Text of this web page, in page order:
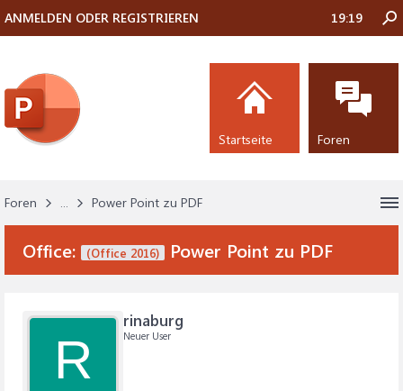
Foren ... Power Point zu PDF
Office: (Office 2016) Power Point zu PDF
R
rinaburg
Neuer User
ANMELDEN ODER REGISTRIEREN 19:19
Startseite Foren